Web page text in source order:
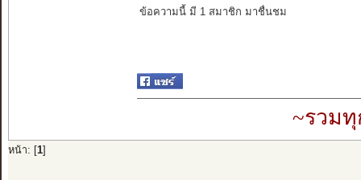
ข้อความนี้ มี 1 สมาชิก มาชื่นชม
~รวมทุ
หน้า: [ 1]